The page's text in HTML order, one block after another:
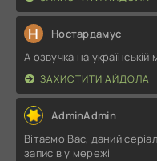
Н Ностардамус
А озвучка на українській
ЗАХИСТИТИ АЙДОЛА
AdminAdmin
Вітаємо Вас, даний
записів у мережі